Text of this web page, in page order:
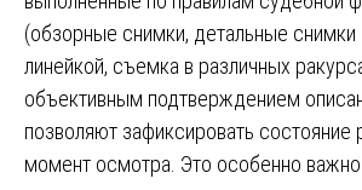
(обзорные снимки, детальные
линейкой, съемка в различных
объективным подтверждением
позволяют зафиксировать состояние
момент осмотра. Это особенно важно